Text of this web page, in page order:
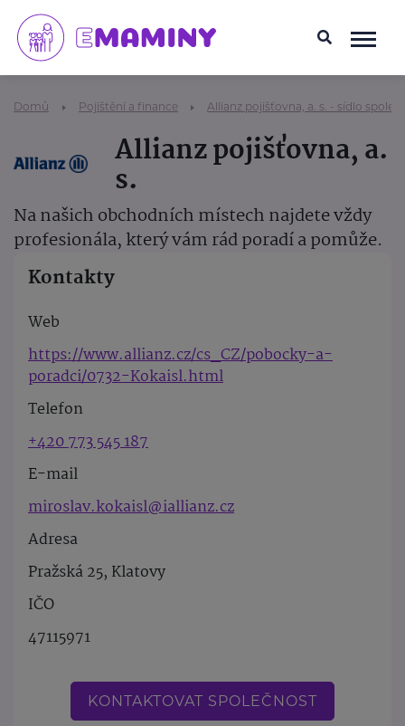
Domů Pojištění a finance Allianz pojišťovna, a. s. - sídlo
Allianz pojišťovna, a.
s.
Na našich obchodních místech najdete vždy
profesionála, který vám rád poradí a pomůže.
Kontakty
Web
https://www.allianz.cz/cs_CZ/pobocky-a-
poradci/0732-Kokaisl.html
Telefon
+420 773 545 187
E-mail
miroslav.kokaisl@iallianz.cz
Adresa
Pražská 25, Klatovy
IČO
47115971
KONTAKTOVAT SPOLEČNOST